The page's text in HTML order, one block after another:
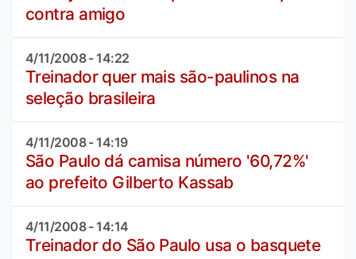
contra amigo
4/11/2008 - 14:22
Treinador quer mais são-paulinos na
seleção brasileira
4/11/2008 - 14:19
São Paulo dá camisa número '60,72%'
ao prefeito Gilberto Kassab
4/11/2008 - 14:14
Treinador do São Paulo usa o basquete